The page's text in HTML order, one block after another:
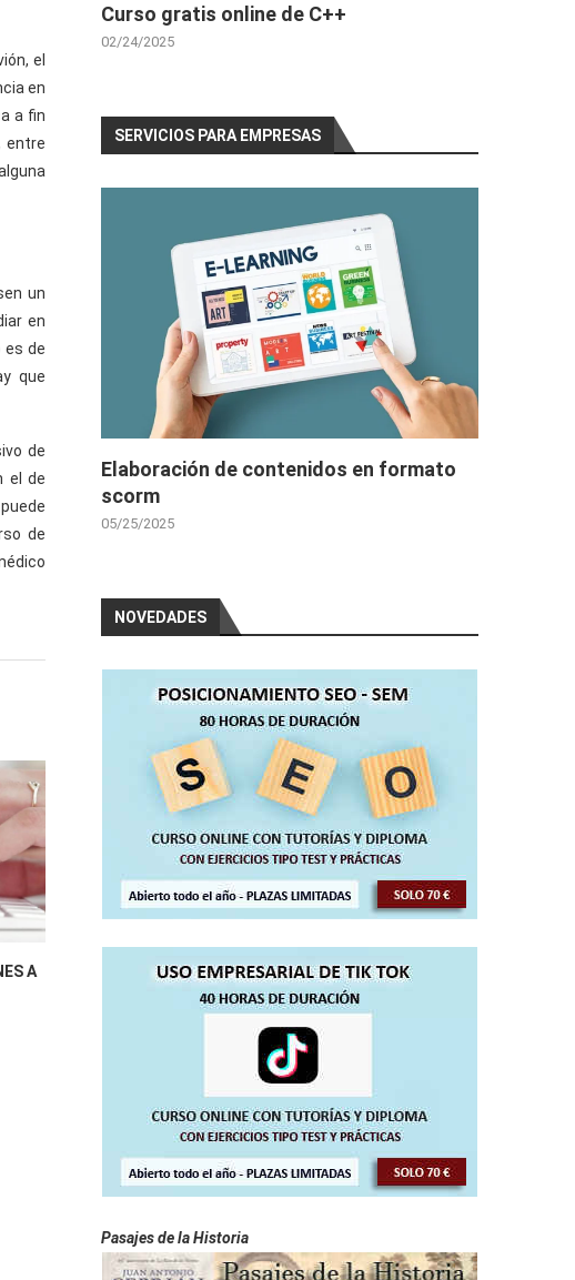
el
en
a fin
entre
un
en
es de
que
de
el de
de
A
Curso gratis online de C++
02/24/2025
SERVICIOS PARA EMPRESAS
Elaboración de contenidos en formato
scorm
05/25/2025
NOVEDADES
Pasajes de la Historia